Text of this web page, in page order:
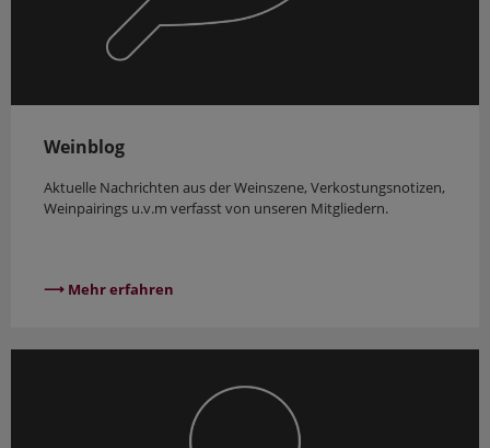
Weinblog
Aktuelle Nachrichten aus der Weinszene, Verkostungsnotizen,
Weinpairings u.v.m verfasst von unseren Mitgliedern.
⟶ Mehr erfahren